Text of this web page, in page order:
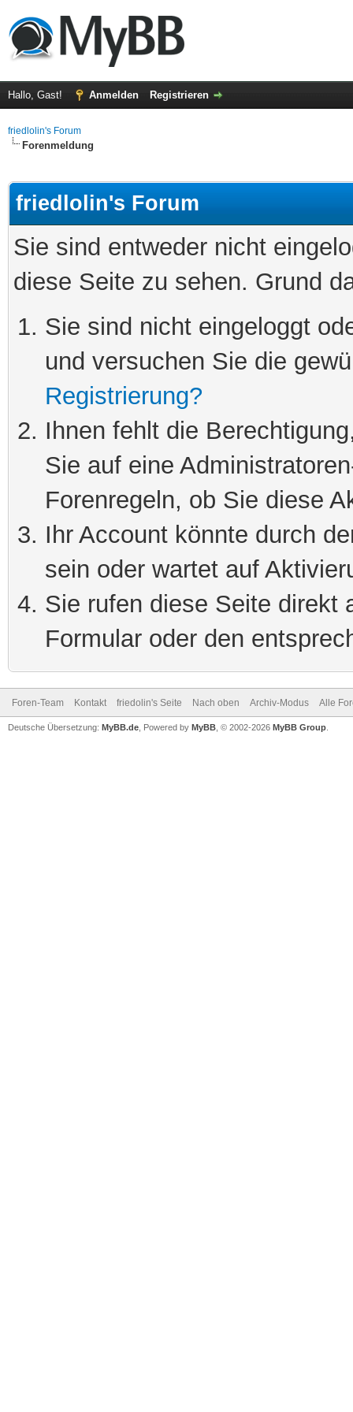
Hallo, Gast! Anmelden Registrieren
friedlolin's Forum
Forenmeldung
friedlolin's Forum
Sie sind entweder nicht
diese Seite zu sehen. Grund
Sie sind nicht eingeloggt
und versuchen Sie die
Registrierung?
Ihnen fehlt die
Sie auf eine
Forenregeln, ob Sie diese
Ihr Account könnte durch
sein oder wartet auf
Sie rufen diese Seite direkt
Formular oder den
Foren-Team Kontakt friedolin's Seite Nach oben Archiv-Modus Alle
Deutsche Übersetzung: MyBB.de , Powered by MyBB , © 2002-2026 MyBB Group